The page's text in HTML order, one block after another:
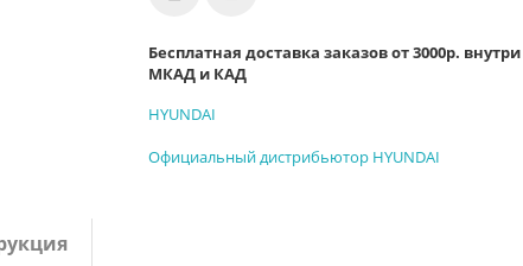
Бесплатная доставка заказов от 3000р. внутри
МКАД и КАД
HYUNDAI
Официальный дистрибьютор HYUNDAI